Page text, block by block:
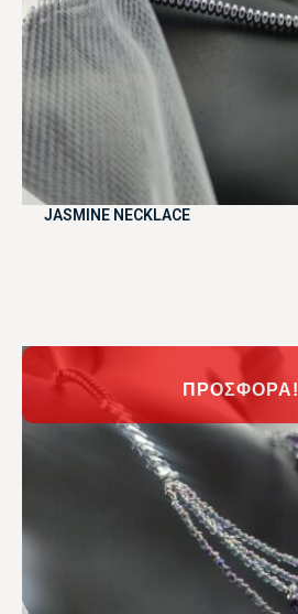
JASMINE NECKLACE
ΠΡΟΣΦΟΡΆ!